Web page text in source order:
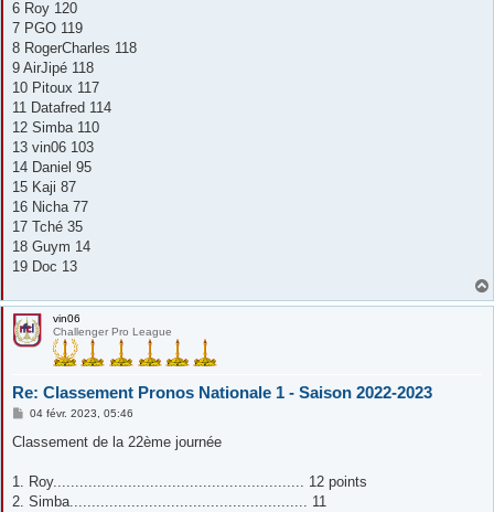
6 Roy 120
7 PGO 119
8 RogerCharles 118
9 AirJipé 118
10 Pitoux 117
11 Datafred 114
12 Simba 110
13 vin06 103
14 Daniel 95
15 Kaji 87
16 Nicha 77
17 Tché 35
18 Guym 14
19 Doc 13
vin06
Challenger Pro League
Re: Classement Pronos Nationale 1 - Saison 2022-2023
M
s
g
04 févr. 2023, 05:46
Classement de la 22ème journée
1. Roy......................................................... 12 points
2. Simba...................................................... 11